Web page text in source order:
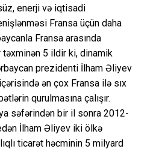
enerji və iqtisadi
Fransa üçün daha
Fransa arasında
5 ildir ki, dinamik
prezidenti İlham Əliyev
ən çox Fransa ilə sıx
qurulmasına çalışır.
səfərindən bir il sonra 2012-
İlham Əliyev iki ölkə
ticarət həcminin 5 milyard